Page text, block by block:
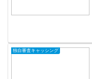
独自審査キャッシング